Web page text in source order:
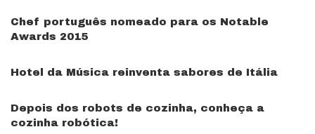
Chef português nomeado para os Notable
Awards 2015
Hotel da Música reinventa sabores de Itália
Depois dos robots de cozinha, conheça a
cozinha robótica!